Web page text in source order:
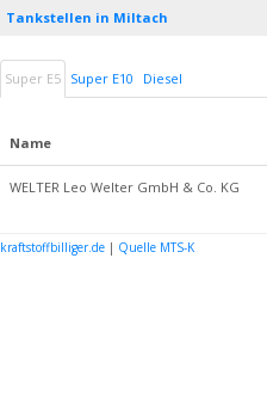
Tankstellen in Miltach
Super E5 Super E10 Diesel
Name
WELTER Leo Welter GmbH & Co. KG
kraftstoffbilliger.de | Quelle MTS-K